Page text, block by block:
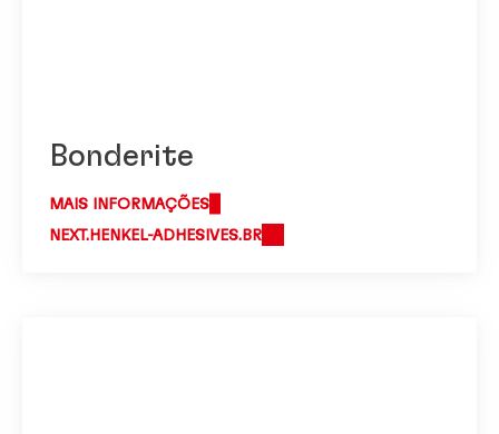
Bonderite
MAIS INFORMAÇÕES
NEXT.HENKEL-ADHESIVES.BR